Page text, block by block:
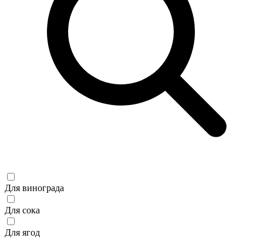
Для винограда
Для сока
Для ягод